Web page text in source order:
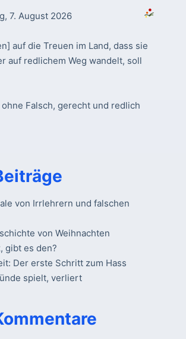
7. August 2026
auf die Treuen im Land, dass sie
auf redlichem Weg wandelt, soll
Falsch, gerecht und redlich
von Irrlehrern und falschen
von Weihnachten
gibt es den?
Der erste Schritt zum Hass
spielt, verliert